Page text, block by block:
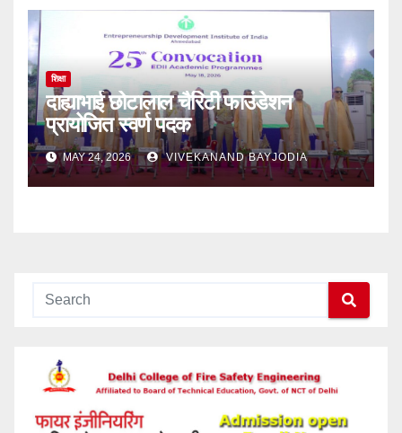
शिक्षा
दाह्याभाई छोटालाल चैरिटी फाउंडेशन
प्रायोजित स्वर्ण पदक
MAY 24, 2026 VIVEKANAND BAYJODIA